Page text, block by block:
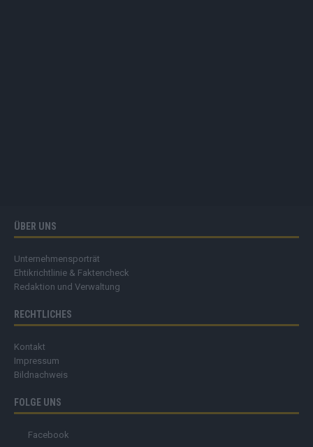
ÜBER UNS
Unternehmensporträt
Ehtikrichtlinie & Faktencheck
Redaktion und Verwaltung
RECHTLICHES
Kontakt
Impressum
Bildnachweis
FOLGE UNS
Facebook